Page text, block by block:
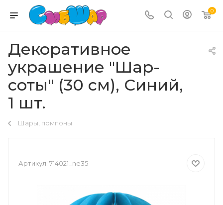
0
Декоративное
украшение "Шар-
соты" (30 см), Синий,
1 шт.
Шары, помпоны
Артикул: 714021_ne35